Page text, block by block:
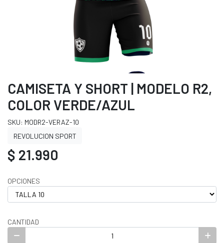
CAMISETA Y SHORT | MODELO R2,
COLOR VERDE/AZUL
SKU: MODR2-VERAZ-10
REVOLUCION SPORT
$ 21.990
OPCIONES
CANTIDAD